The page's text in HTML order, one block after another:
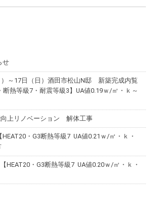
せ
）～17日（日）酒田市松山N邸 新築完成内覧
断熱等級7・耐震等級3】UA値0.19ｗ/㎡・ｋ～
上リノベーション 解体工事
・G3断熱等級7 UA値0.21ｗ/㎡・ｋ・
HEAT20・G3断熱等級7 UA値0.20ｗ/㎡・ｋ・